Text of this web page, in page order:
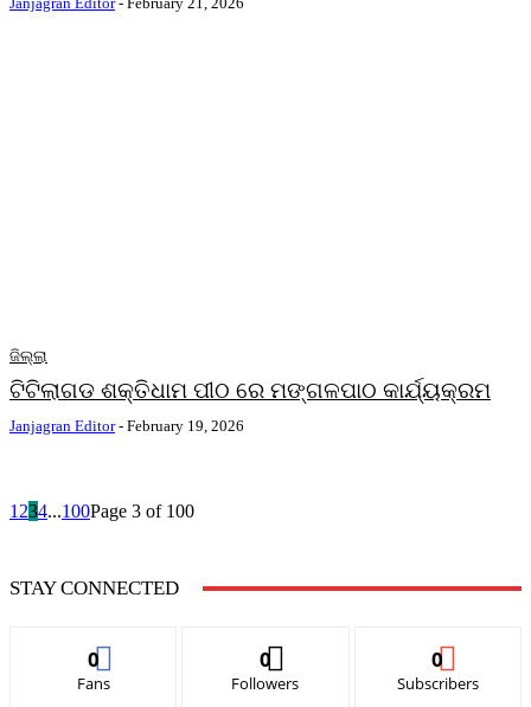
ଜିଲ୍ଲା
ଟିଟିଲାଗଡ ଶକ୍ତିଧାମ ପୀଠ ରେ ମଙ୍ଗଳପାଠ କାର୍ଯ୍ୟକ୍ରମ
Janjagran Editor - February 19, 2026
1 234...100Page 3 of 100
STAY CONNECTED
0
Fans
0
Followers
0
Subscribers